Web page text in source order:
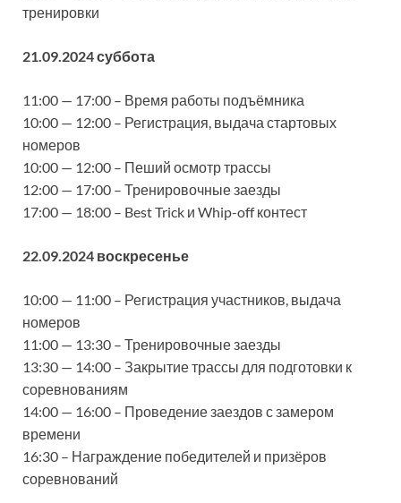
тренировки
21.09.2024 суббота
11:00 — 17:00 – Время работы подъёмника
10:00 — 12:00 – Регистрация, выдача стартовых
номеров
10:00 — 12:00 – Пеший осмотр трассы
12:00 — 17:00 – Тренировочные заезды
17:00 — 18:00 – Best Trick и Whip-off контест
22.09.2024 воскресенье
10:00 — 11:00 – Регистрация участников, выдача
номеров
11:00 — 13:30 – Тренировочные заезды
13:30 — 14:00 – Закрытие трассы для подготовки к
соревнованиям
14:00 — 16:00 – Проведение заездов с замером
времени
16:30 – Награждение победителей и призёров
соревнований